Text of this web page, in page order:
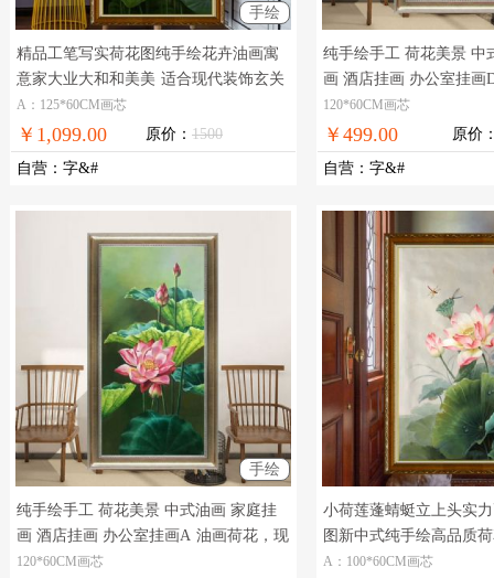
手绘
精品工笔写实荷花图纯手绘花卉油画寓
意家大业大和和美美 适合现代装饰玄关
的精品油画
A：125*60CM画芯
￥1,099.00 原价： 1500
自营 ： 字&#
纯手绘手工 荷花美景 中
画 酒店挂画 办公室挂画
货图片，在线支付，全
120*60CM画芯
￥499.00 原价
自营 ： 字&#
手绘
纯手绘手工 荷花美景 中式油画 家庭挂
画 酒店挂画 办公室挂画A 油画荷花，现
货图片，在线支付，全国免邮
120*60CM画芯
小荷莲蓬蜻蜓立上头实
图新中式纯手绘高品质
式装饰客厅玄关花卉油画
A：100*60CM画芯